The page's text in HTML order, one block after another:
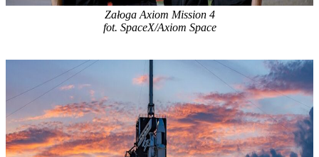
Załoga Axiom Mission 4
fot. SpaceX/Axiom Space